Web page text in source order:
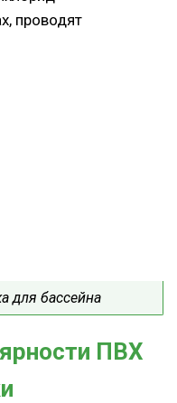
проводят
для бассейна
ПВХ